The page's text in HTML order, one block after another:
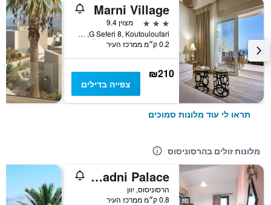
Marni Village
3 כוכבים
מצוין 9.4
G Seferi 8, Koutouloufari, הרסוניסוס, יוון
0.2 ק״מ ממרכז העיר
₪210
צפייה בדילים
תראו לי עוד מלונות סמוכים
מלונות זולים בהרסוניסוס
Ariadni Palace
הרסוניסוס, יוון
0.8 ק״מ ממרכז העיר